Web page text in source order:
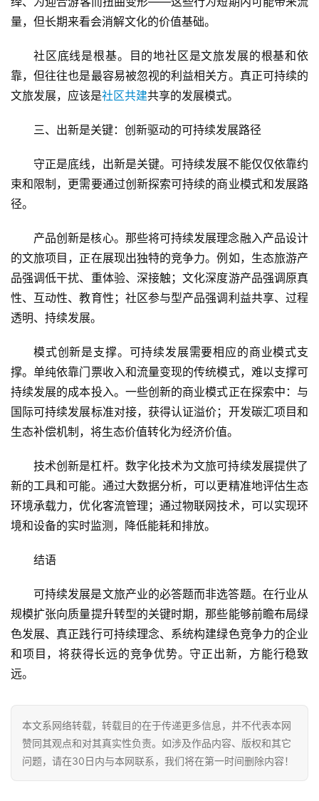
消
旅
融
振
兴
慧
旅
游
A
文
旅
问
区
量，但长期来看会消解文化的价值基础。
社区底线是根基。目的地社区是文旅发展的根基和依
靠，但往往也是最容易被忽视的利益相关方。真正可持续的
文旅发展，应该是社区共建共享的发展模式。
三、出新是关键：创新驱动的可持续发展路径
守正是底线，出新是关键。可持续发展不能仅仅依靠约
束和限制，更需要通过创新探索可持续的商业模式和发展路
径。
产品创新是核心。那些将可持续发展理念融入产品设计
的文旅项目，正在展现出独特的竞争力。例如，生态旅游产
品强调低干扰、重体验、深接触；文化深度游产品强调原真
性、互动性、教育性；社区参与型产品强调利益共享、过程
透明、持续发展。
模式创新是支撑。可持续发展需要相应的商业模式支
撑。单纯依靠门票收入和流量变现的传统模式，难以支撑可
持续发展的成本投入。一些创新的商业模式正在探索中：与
国际可持续发展标准对接，获得认证溢价；开发碳汇项目和
生态补偿机制，将生态价值转化为经济价值。
技术创新是杠杆。数字化技术为文旅可持续发展提供了
新的工具和可能。通过大数据分析，可以更精准地评估生态
环境承载力，优化客流管理；通过物联网技术，可以实现环
境和设备的实时监测，降低能耗和排放。
结语
可持续发展是文旅产业的必答题而非选答题。在行业从
规模扩张向质量提升转型的关键时期，那些能够前瞻布局绿
色发展、真正践行可持续理念、系统构建绿色竞争力的企业
和项目，将获得长远的竞争优势。守正出新，方能行稳致
远。
本文系网络转载，转载目的在于传递更多信息，并不代表本网
赞同其观点和对其真实性负责。如涉及作品内容、版权和其它
问题，请在30日内与本网联系，我们将在第一时间删除内容！